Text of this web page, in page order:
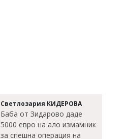
Светлозария КИДЕРОВА
Баба от Зидарово даде
5000 евро на ало измамник
за спешна операция на